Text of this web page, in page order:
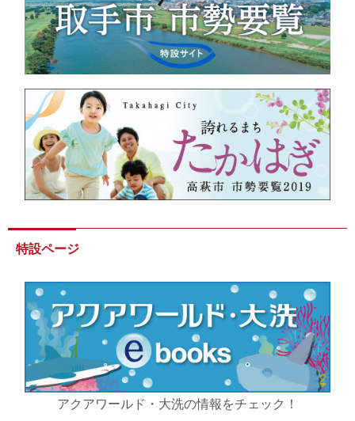
特設ページ
アクアワールド・大洗の情報をチェック！